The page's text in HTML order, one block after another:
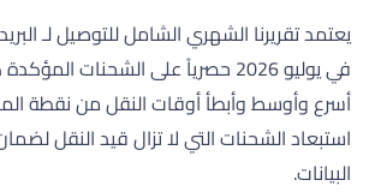
في يوليو 2026 حصرياً على الشحنات
أسرع وأوسط وأبطأ أوقات النقل من نقطة
استبعاد الشحنات التي لا تزال قيد النقل
البيانات.